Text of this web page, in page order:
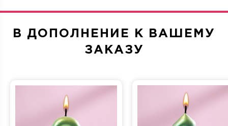
В ДОПОЛНЕНИЕ К ВАШЕМУ
ЗАКАЗУ